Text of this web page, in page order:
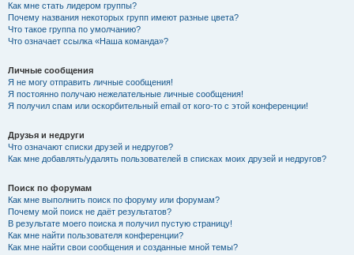
Как мне стать лидером группы?
Почему названия некоторых групп имеют разные цвета?
Что такое группа по умолчанию?
Что означает ссылка «Наша команда»?
Личные сообщения
Я не могу отправить личные сообщения!
Я постоянно получаю нежелательные личные сообщения!
Я получил спам или оскорбительный email от кого-то с этой конференции!
Друзья и недруги
Что означают списки друзей и недругов?
Как мне добавлять/удалять пользователей в списках моих друзей и недругов?
Поиск по форумам
Как мне выполнить поиск по форуму или форумам?
Почему мой поиск не даёт результатов?
В результате моего поиска я получил пустую страницу!
Как мне найти пользователя конференции?
Как мне найти свои сообщения и созданные мной темы?